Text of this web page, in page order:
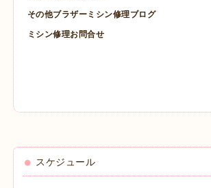
その他ブラザーミシン修理ブログ
ミシン修理お問合せ
スケジュール